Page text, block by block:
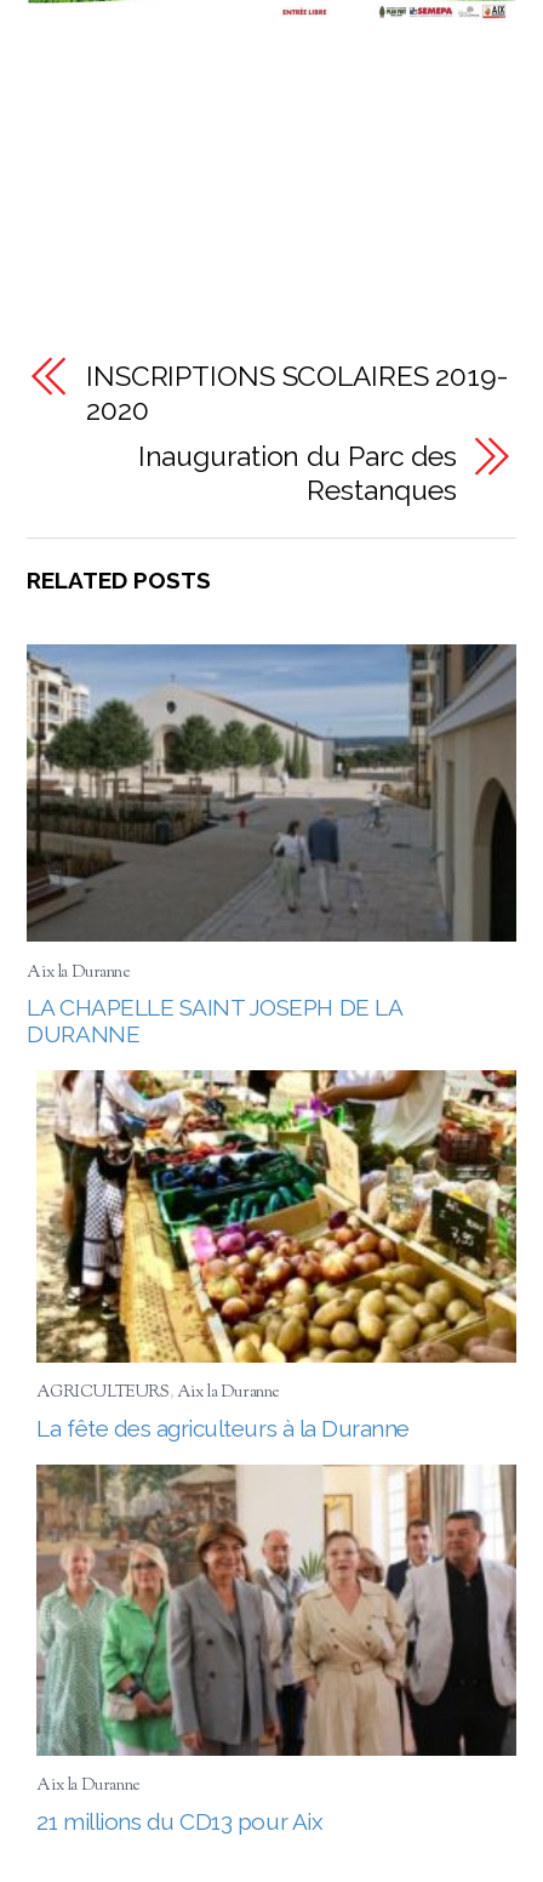
INSCRIPTIONS SCOLAIRES 2019-
2020
Inauguration du Parc des
Restanques
RELATED POSTS
Aix la Duranne
LA CHAPELLE SAINT JOSEPH DE LA
DURANNE
AGRICULTEURS,Aix la Duranne
La fête des agriculteurs à la Duranne
Aix la Duranne
21 millions du CD13 pour Aix